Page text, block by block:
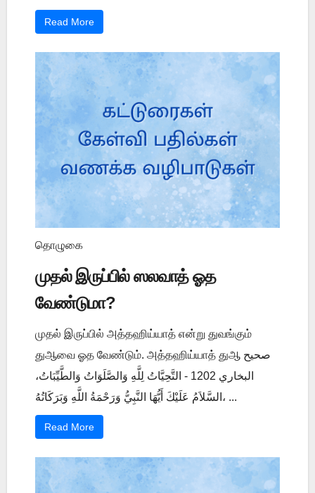
Read More
தொழுகை
முதல் இருப்பில் ஸலவாத் ஓத
வேண்டுமா?
முதல் இருப்பில் அத்தஹிய்யாத் என்று துவங்கும்
துஆவை ஓத வேண்டும். அத்தஹிய்யாத் துஆ صحيح
البخاري 1202 - التَّحِيَّاتُ لِلَّهِ وَالصَّلَوَاتُ وَالطَّيِّبَاتُ،
السَّلاَمُ عَلَيْكَ أَيُّهَا النَّبِيُّ وَرَحْمَةُ اللَّهِ وَبَرَكَاتُهُ، ...
Read More